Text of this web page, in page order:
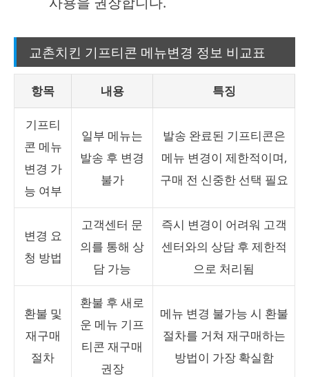
교촌치킨 기프티콘 메뉴변경 정보 비교표
항목 내용 특징
기프티
콘 메뉴
변경 가
능 여부
일부 메뉴는
발송 후 변경
불가
발송 완료된 기프티콘은
메뉴 변경이 제한적이며,
구매 전 신중한 선택 필요
변경 요
청 방법
고객센터 문
의를 통해 상
담 가능
즉시 변경이 어려워 고객
센터와의 상담 후 제한적
으로 처리됨
환불 및
재구매
절차
환불 후 새로
운 메뉴 기프
티콘 재구매
권장
메뉴 변경 불가능 시 환불
절차를 거쳐 재구매하는
방법이 가장 확실함